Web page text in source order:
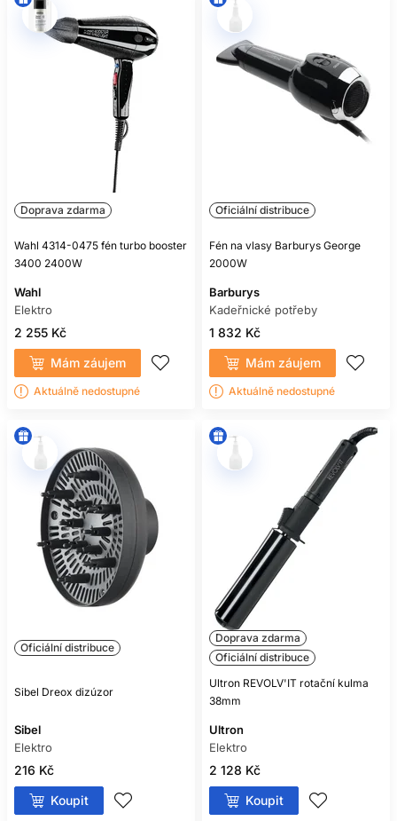
Doprava zdarma
Wahl 4314-0475 fén turbo booster
3400 2400W
Wahl
Elektro
2 255 Kč
Mám záujem
Aktuálně nedostupné
Oficiální distribuce
Fén na vlasy Barburys George
2000W
Barburys
Kadeřnické potřeby
1 832 Kč
Mám záujem
Aktuálně nedostupné
Oficiální distribuce
Sibel Dreox dizúzor
Sibel
Elektro
216 Kč
Koupit
Doprava zdarma
Oficiální distribuce
Ultron REVOLV'IT rotační kulma
38mm
Ultron
Elektro
2 128 Kč
Koupit